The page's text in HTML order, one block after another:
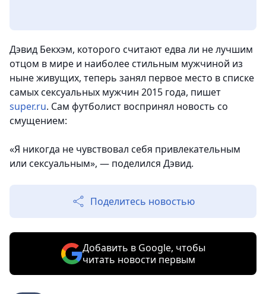
Дэвид Бекхэм, которого считают едва ли не лучшим
отцом в мире и наиболее стильным мужчиной из
ныне живущих, теперь занял первое место в списке
самых сексуальных мужчин 2015 года, пишет
super.ru. Сам футболист воспринял новость со
смущением:
«Я никогда не чувствовал себя привлекательным
или сексуальным», — поделился Дэвид.
Поделитесь новостью
Добавить в Google, чтобы
читать новости первым